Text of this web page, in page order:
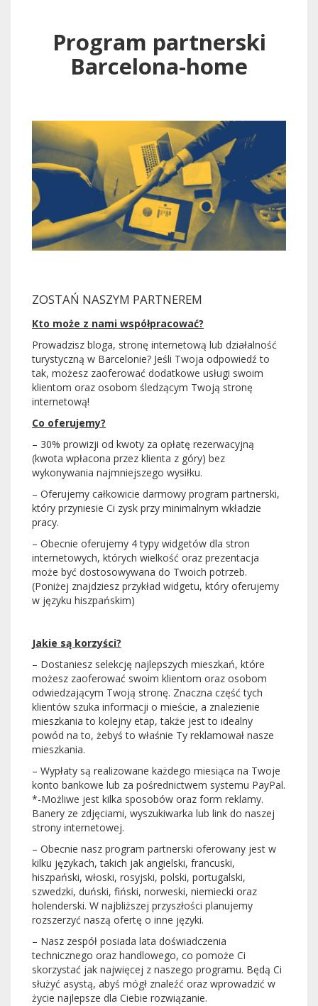
Program partnerski
Barcelona-home
ZOSTAŃ NASZYM PARTNEREM
Kto może z nami współpracować?
Prowadzisz bloga, stronę internetową lub działalność
turystyczną w Barcelonie? Jeśli Twoja odpowiedź to
tak, możesz zaoferować dodatkowe usługi swoim
klientom oraz osobom śledzącym Twoją stronę
internetową!
Co oferujemy?
– 30% prowizji od kwoty za opłatę rezerwacyjną
(kwota wpłacona przez klienta z góry) bez
wykonywania najmniejszego wysiłku.
– Oferujemy całkowicie darmowy program partnerski,
który przyniesie Ci zysk przy minimalnym wkładzie
pracy.
– Obecnie oferujemy 4 typy widgetów dla stron
internetowych, których wielkość oraz prezentacja
może być dostosowywana do Twoich potrzeb.
(Poniżej znajdziesz przykład widgetu, który oferujemy
w języku hiszpańskim)
Jakie są korzyści?
– Dostaniesz selekcję najlepszych mieszkań, które
możesz zaoferować swoim klientom oraz osobom
odwiedzającym Twoją stronę. Znaczna część tych
klientów szuka informacji o mieście, a znalezienie
mieszkania to kolejny etap, także jest to idealny
powód na to, żebyś to właśnie Ty reklamował nasze
mieszkania.
– Wypłaty są realizowane każdego miesiąca na Twoje
konto bankowe lub za pośrednictwem systemu PayPal.
*-Możliwe jest kilka sposobów oraz form reklamy.
Banery ze zdjęciami, wyszukiwarka lub link do naszej
strony internetowej.
– Obecnie nasz program partnerski oferowany jest w
kilku językach, takich jak angielski, francuski,
hiszpański, włoski, rosyjski, polski, portugalski,
szwedzki, duński, fiński, norweski, niemiecki oraz
holenderski. W najbliższej przyszłości planujemy
rozszerzyć naszą ofertę o inne języki.
– Nasz zespół posiada lata doświadczenia
technicznego oraz handlowego, co pomoże Ci
skorzystać jak najwięcej z naszego programu. Będą Ci
służyć asystą, abyś mógł znaleźć oraz wprowadzić w
życie najlepsze dla Ciebie rozwiązanie.